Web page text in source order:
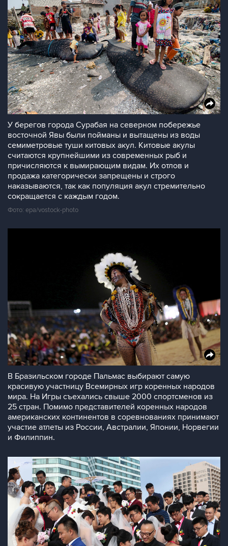
У берегов города Сурабая на северном побережье
восточной Явы были пойманы и вытащены из воды
семиметровые туши китовых акул. Китовые акулы
считаются крупнейшими из современных рыб и
причисляются к вымирающим видам. Их отлов и
продажа категорически запрещены и строго
наказываются, так как популяция акул стремительно
сокращается с каждым годом.
Фото: epa/vostock-photo
В Бразильском городе Пальмас выбирают самую
красивую участницу Всемирных игр коренных народов
мира. На Игры съехались свыше 2000 спортсменов из
25 стран. Помимо представителей коренных народов
американских континентов в соревнованиях принимают
участие атлеты из России, Австралии, Японии, Норвегии
и Филиппин.